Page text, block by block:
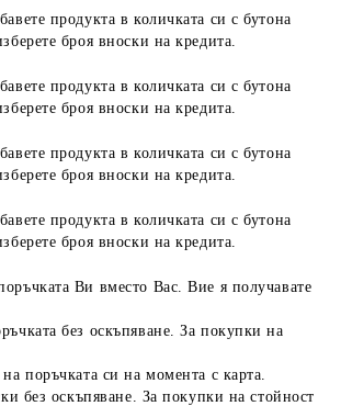
продукта в количката си с бутона
броя вноски на кредита.
продукта в количката си с бутона
броя вноски на кредита.
продукта в количката си с бутона
броя вноски на кредита.
продукта в количката си с бутона
броя вноски на кредита.
Ви вместо Вас. Вие я получавате
без оскъпяване. За покупки на
поръчката си на момента с карта.
без оскъпяване. За покупки на стойност